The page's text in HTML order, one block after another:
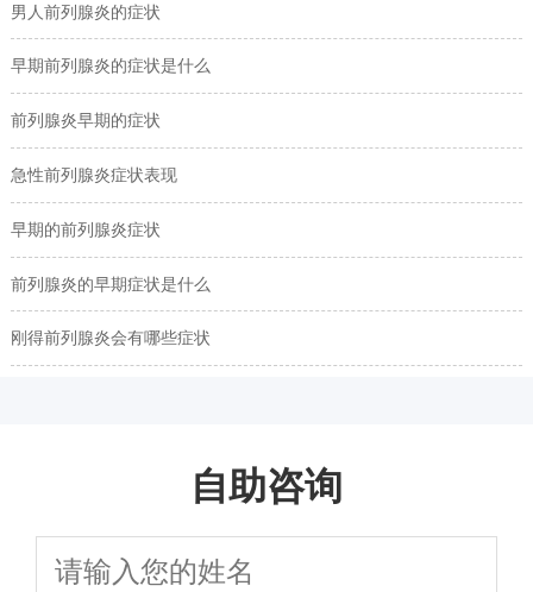
男人前列腺炎的症状
早期前列腺炎的症状是什么
前列腺炎早期的症状
急性前列腺炎症状表现
早期的前列腺炎症状
前列腺炎的早期症状是什么
刚得前列腺炎会有哪些症状
自助咨询